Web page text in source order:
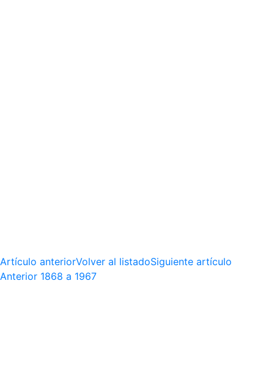
Artículo anteriorVolver al listadoSiguiente artículo
Anterior 1868 a 1967